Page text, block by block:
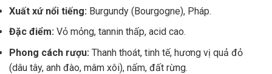
Xuất xứ nổi tiếng: Burgundy (Bourgogne), Pháp.
Đặc điểm: Vỏ mỏng, tannin thấp, acid cao.
Phong cách rượu: Thanh thoát, tinh tế, hương vị quả đỏ
(dâu tây, anh đào, mâm xôi), nấm, đất rừng.